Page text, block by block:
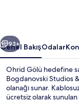
Sonraki
93+
Genel BakışOdalar
Ohrid Gölü hedefine
Bogdanovski Studios
olanağı sunar.
ücretsiz olarak